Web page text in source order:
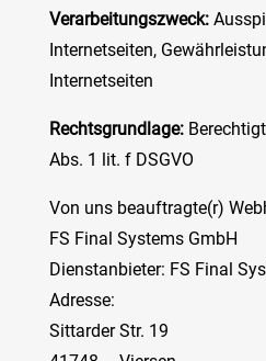
Verarbeitungszweck:
Internetseiten,
Internetseiten
Rechtsgrundlage:
Abs. 1 lit. f DSGVO
Von uns beauftragte(r)
FS Final Systems GmbH
Dienstanbieter: FS Final
Adresse:
Sittarder Str. 19